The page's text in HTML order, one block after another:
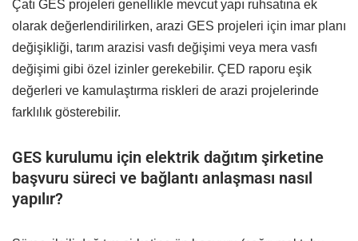
Çatı GES projeleri genellikle mevcut yapı ruhsatına ek
olarak değerlendirilirken, arazi GES projeleri için imar planı
değişikliği, tarım arazisi vasfı değişimi veya mera vasfı
değişimi gibi özel izinler gerekebilir. ÇED raporu eşik
değerleri ve kamulaştırma riskleri de arazi projelerinde
farklılık gösterebilir.
GES kurulumu için elektrik dağıtım şirketine
başvuru süreci ve bağlantı anlaşması nasıl
yapılır?